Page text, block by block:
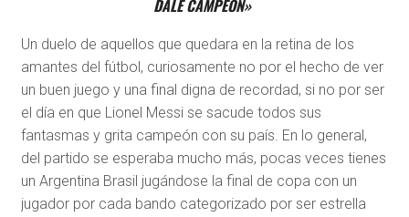
DALE CAMPEÓN»
Un duelo de aquellos que quedara en la retina de los
amantes del fútbol, curiosamente no por el hecho de ver
un buen juego y una final digna de recordad, si no por ser
el día en que Lionel Messi se sacude todos sus
fantasmas y grita campeón con su país. En lo general,
del partido se esperaba mucho más, pocas veces tienes
un Argentina Brasil jugándose la final de copa con un
jugador por cada bando categorizado por ser estrella